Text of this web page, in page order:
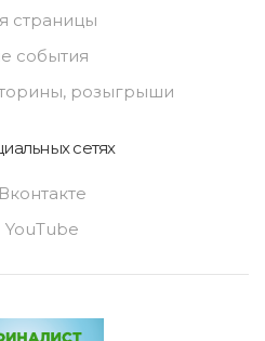
страницы
события
розыгрыши
сетях
Вконтакте
YouTube